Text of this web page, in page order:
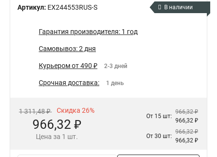
Артикул: EX244553RUS-S В наличии
Гарантия производителя: 1 год
Самовывоз: 2 дня
Курьером от 490 ₽ 2-3 дней
Срочная доставка: 1 день
1 311,48 ₽ Скидка 26%
966,32 ₽
Цена за 1 шт.
От 15 шт:
966,32 ₽
966,32 ₽
От 30 шт:
966,32 ₽
966,32 ₽